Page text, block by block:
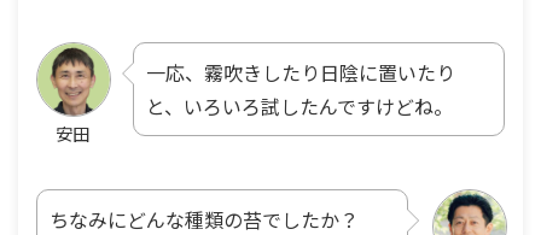
安田
一応、霧吹きしたり日陰に置いたり
と、いろいろ試したんですけどね。
ちなみにどんな種類の苔でしたか？